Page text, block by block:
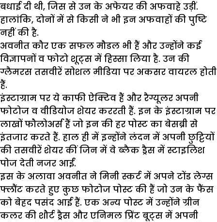
बधाई दी थी, जिस से उन के अफेयर की अफवाहे उड़ीं.
हालांकि, दोनों में से किसी ने भी इन अफवाहों की पुष्टि
नहीं की है.
अवनीत कौर एक सफल मौडल भी हैं और उन्होंने कई
विज्ञापनों व फोटो शूट्स में हिस्सा लिया है. उन की
ग्लैमरस तसवीरें सोशल मीडिया पर अकसर वायरल होती
हैं.
इंस्टाग्राम पर ये काफी ऐक्टिव हैं और रैग्यूलर अपनी
फोटोज व वीडियोज शेयर कररती हैं. इन के इंस्टाग्राम पर
लाखों फौलोअर्स हैं जो इन की हर पोस्ट का बेसब्री से
इंतजार करते हैं. हाल ही में इन्होंने लंदन में अपनी छुट्टियों
की तसवीरें शेयर कीं जिन में वे ब्लैक ड्रैस में स्टाइलिश
पोज देती नजर आईं.
इस के अलावा अवनीत ने मिनी स्कर्ट में अपने टोंड लेग्स
फ्लौंट करते हुए कुछ फोटोज पोस्ट की हैं जो उन के फैंस
को बेहद पसंद आई हैं. एक अन्य पोस्ट में उन्होंने ग्रीन
कलर की शौर्ट ड्रैस और एनिमल प्रिंट बूट्स में अपनी